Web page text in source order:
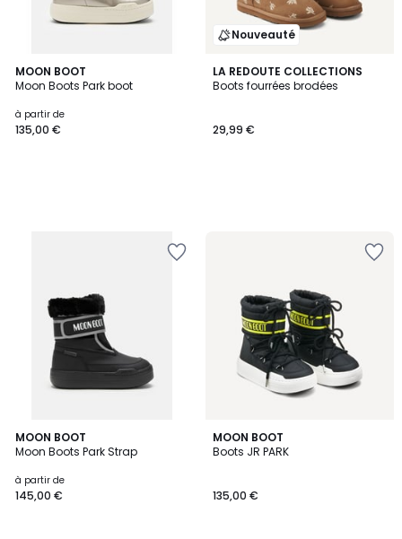
MOON BOOT
Moon Boots Park boot
à partir de
135,00 €
Nouveauté
LA REDOUTE COLLECTIONS
Boots fourrées brodées
29,99 €
MOON BOOT
Moon Boots Park Strap
à partir de
145,00 €
2
Couleurs
MOON BOOT
Boots JR PARK
135,00 €